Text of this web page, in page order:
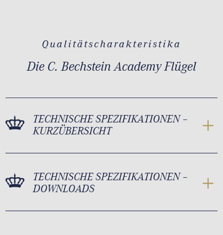
Qualitätscharakteristika
Die C. Bechstein Academy Flügel
TECHNISCHE SPEZIFIKATIONEN –
KURZÜBERSICHT
TECHNISCHE SPEZIFIKATIONEN –
DOWNLOADS